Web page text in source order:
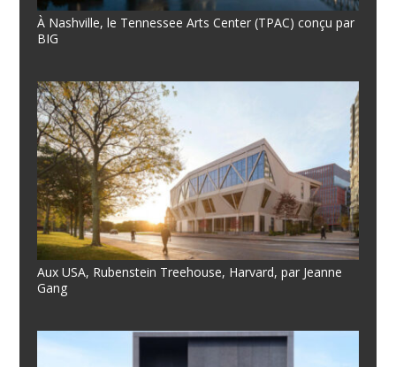
À Nashville, le Tennessee Arts Center (TPAC) conçu par
BIG
Aux USA, Rubenstein Treehouse, Harvard, par Jeanne
Gang